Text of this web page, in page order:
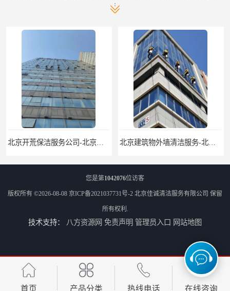
北京开荒保洁服务公司-北京外墙清洗服务-外墙清洗保洁公司 北京建筑物外墙清洁服务-北京高空保洁服务公司-北京物业管理服务公司
北京外墙清洗服务-北京开荒保洁亮化服务-北京物业清洁服务
您是第1042076位访客
版权所有 ©2026-08-08 京ICP备2021037731号-2 北京佳诚清洁服务有限公司 保留
所有权利.
技术支持： 八方资源网 免责声明 管理员入口 网站地图
首页 产品分类 热线电话 在线咨询